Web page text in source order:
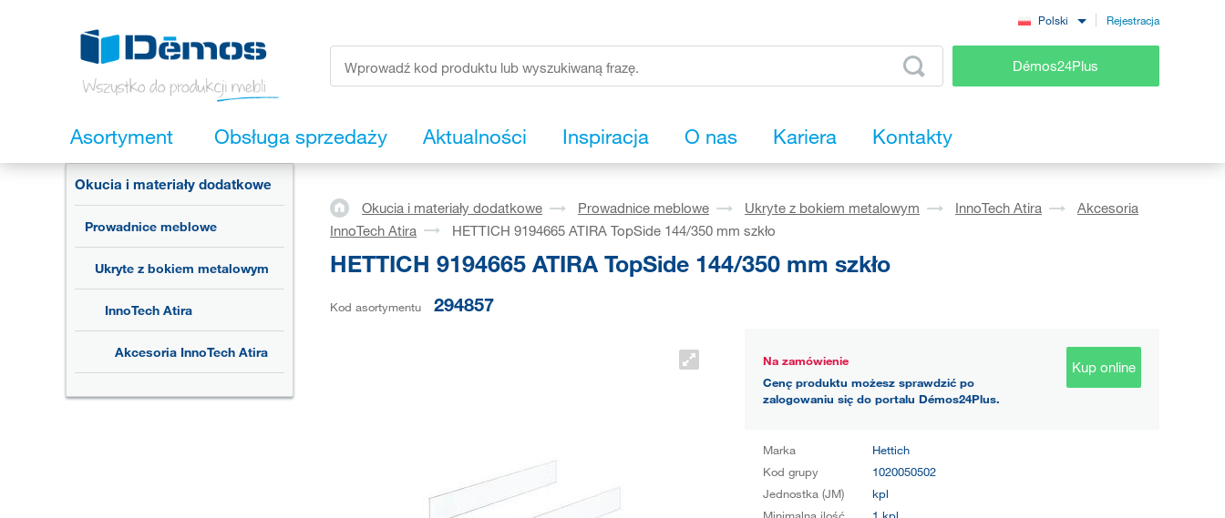
Polski Rejestracja
Démos24Plus
Asortyment Obsługa sprzedaży Aktualności Inspiracja O nas Kariera Kontakty
Okucia i materiały dodatkowe
Prowadnice meblowe
Ukryte z bokiem metalowym
InnoTech Atira
Akcesoria InnoTech Atira
Okucia i materiały dodatkowe Prowadnice meblowe Ukryte z bokiem metalowym InnoTech Atira
Akcesoria
InnoTech Atira
HETTICH 9194665 ATIRA TopSide 144/350 mm szkło
HETTICH 9194665 ATIRA TopSide 144/350 mm szkło
Kod asortymentu 294857
Na zamówienie
Cenę produktu możesz sprawdzić po
zalogowaniu się do portalu Démos24Plus.
Kup online
Marka
Hettich
Kod grupy
1020050502
Jednostka (JM)
kpl